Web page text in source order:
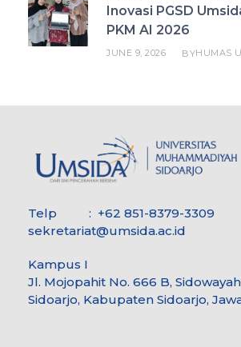
Inovasi PGSD
PKM AI 2026
JUNE 9, 2026 BYHUMAS
Telp : +62 851-8379-3309
sekretariat@umsida.ac.id
Kampus I
Jl. Mojopahit No. 666 B,
Sidoarjo, Kabupaten Sidoarjo,